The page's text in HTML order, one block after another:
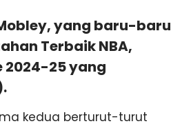
yang baru-baru
Terbaik NBA,
2024-25 yang
kedua berturut-turut